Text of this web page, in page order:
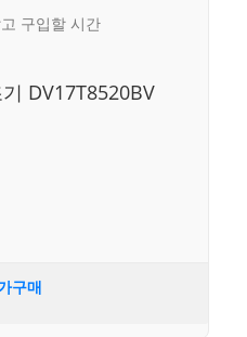
DV17T8520BV
구매